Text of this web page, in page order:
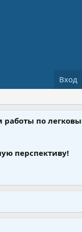
Вход
работы по
перспективу!